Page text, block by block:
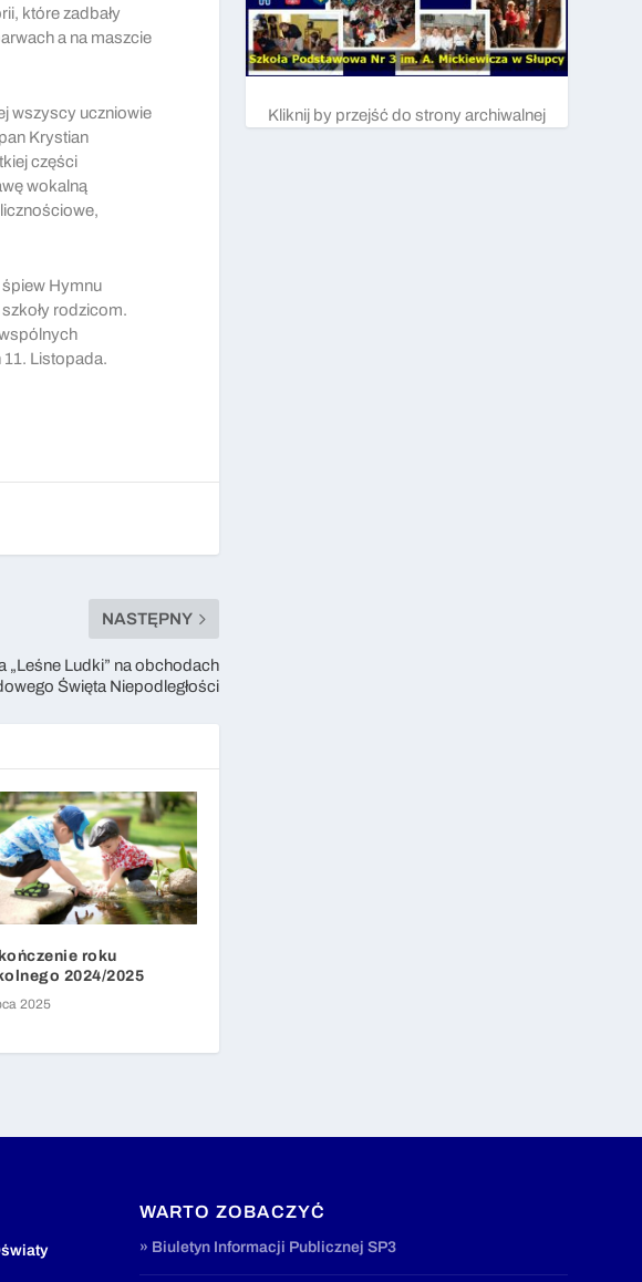
które zadbały
a na maszcie
wszyscy uczniowie
Krystian
części
wokalną
Hymnu
rodzicom.
11. Listopada.
NASTĘPNY
„Leśne Ludki” na obchodach
Święta Niepodległości
roku
2024/2025
2025
Kliknij by przejść do strony archiwalnej
WARTO ZOBACZYĆ
» Biuletyn Informacji Publicznej SP3